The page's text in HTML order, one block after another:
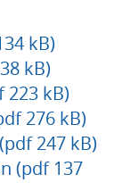
kB)
kB)
223 kB)
276 kB)
247 kB)
(pdf 137